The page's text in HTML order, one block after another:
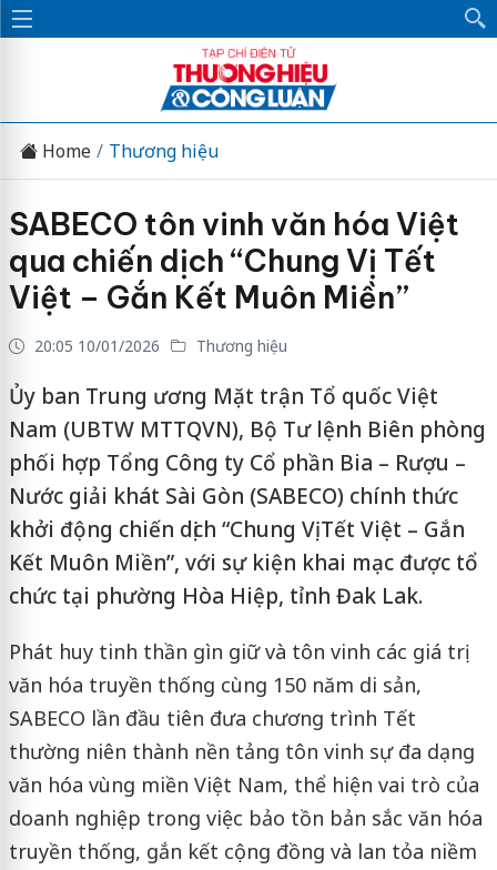
Home Thương hiệu
SABECO tôn vinh văn hóa Việt
qua chiến dịch “Chung Vị Tết
Việt – Gắn Kết Muôn Miền”
20:05 10/01/2026 Thương hiệu
Ủy ban Trung ương Mặt trận Tổ quốc Việt
Nam (UBTW MTTQVN), Bộ Tư lệnh Biên phòng
phối hợp Tổng Công ty Cổ phần Bia – Rượu –
Nước giải khát Sài Gòn (SABECO) chính thức
khởi động chiến dịch “Chung Vị Tết Việt – Gắn
Kết Muôn Miền”, với sự kiện khai mạc được tổ
chức tại phường Hòa Hiệp, tỉnh Đak Lak.
Phát huy tinh thần gìn giữ và tôn vinh các giá trị
văn hóa truyền thống cùng 150 năm di sản,
SABECO lần đầu tiên đưa chương trình Tết
thường niên thành nền tảng tôn vinh sự đa dạng
văn hóa vùng miền Việt Nam, thể hiện vai trò của
doanh nghiệp trong việc bảo tồn bản sắc văn hóa
truyền thống, gắn kết cộng đồng và lan tỏa niềm